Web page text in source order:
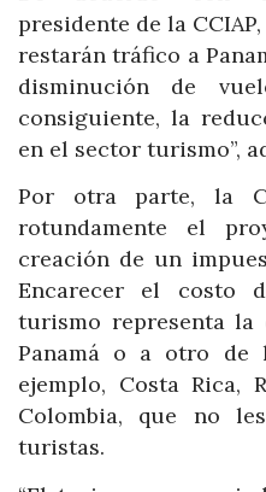
presidente de la
restarán tráfico a
disminución de
consiguiente, la
en el sector turismo”,
Por otra parte, la
rotundamente el
creación de un
Encarecer el costo
turismo representa
Panamá o a otro de
ejemplo, Costa Rica,
Colombia, que no
turistas.